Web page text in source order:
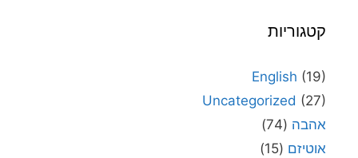
קטגוריות
English (19)
Uncategorized (27)
אהבה (74)
אוטיזם (15)